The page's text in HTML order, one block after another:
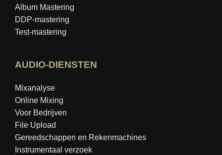
Album Mastering
DDP-mastering
Test-mastering
AUDIO-DIENSTEN
Mixanalyse
Online Mixing
Voor Bedrijven
File Upload
Gereedschappen en Rekenmachines
Instrumentaal verzoek